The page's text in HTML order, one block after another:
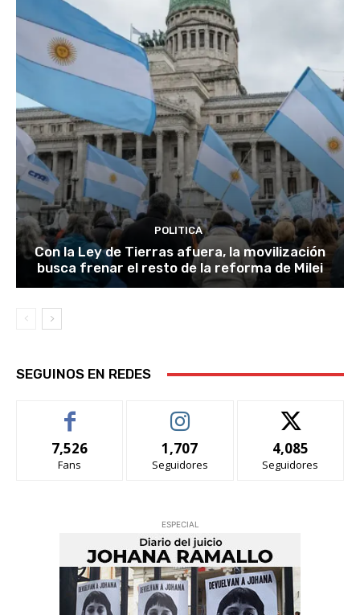
POLITICA
Con la Ley de Tierras afuera, la movilización
busca frenar el resto de la reforma de Milei
SEGUINOS EN REDES
7,526
Fans
1,707
Seguidores
4,085
Seguidores
ESPECIAL